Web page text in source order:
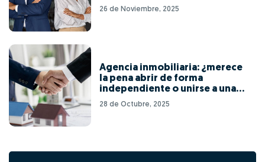
26 de Noviembre, 2025
Agencia inmobiliaria: ¿merece
la pena abrir de forma
independiente o unirse a una
red de franquicias?
28 de Octubre, 2025